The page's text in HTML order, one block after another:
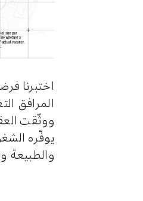
اختبرنا
المرافق
ووثّقت
يوفّره
والطبيعة